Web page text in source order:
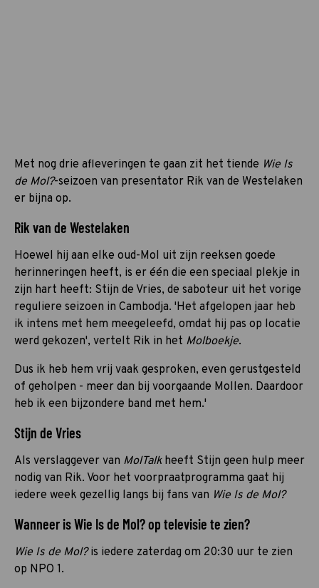
Met nog drie afleveringen te gaan zit het tiende Wie Is
de Mol?-seizoen van presentator Rik van de Westelaken
er bijna op.
Rik van de Westelaken
Hoewel hij aan elke oud-Mol uit zijn reeksen goede
herinneringen heeft, is er één die een speciaal plekje in
zijn hart heeft: Stijn de Vries, de saboteur uit het vorige
reguliere seizoen in Cambodja. 'Het afgelopen jaar heb
ik intens met hem meegeleefd, omdat hij pas op locatie
werd gekozen', vertelt Rik in het Molboekje.
Dus ik heb hem vrij vaak gesproken, even gerustgesteld
of geholpen - meer dan bij voorgaande Mollen. Daardoor
heb ik een bijzondere band met hem.'
Stijn de Vries
Als verslaggever van MolTalkheeft Stijn geen hulp meer
nodig van Rik. Voor het voorpraatprogramma gaat hij
iedere week gezellig langs bij fans van Wie Is de Mol?
Wanneer is Wie Is de Mol? op televisie te zien?
Wie Is de Mol?is iedere zaterdag om 20:30 uur te zien
op NPO 1.